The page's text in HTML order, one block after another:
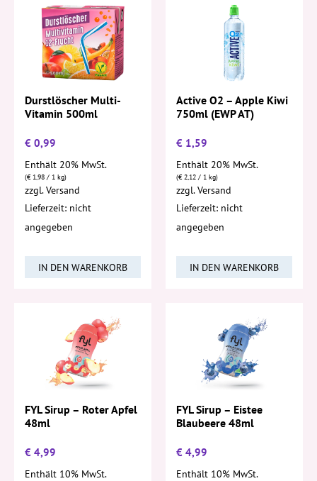
Durstlöscher Multi-
Vitamin 500ml
€ 0,99
Enthält 20% MwSt.
(€1,98 / 1 kg)
zzgl.Versand
Lieferzeit: nicht
angegeben
IN DEN WARENKORB
Active O2 – Apple Kiwi
750ml (EWP AT)
€ 1,59
Enthält 20% MwSt.
(€2,12 / 1 kg)
zzgl.Versand
Lieferzeit: nicht
angegeben
IN DEN WARENKORB
FYL Sirup – Roter Apfel
48ml
€ 4,99
Enthält 10% MwSt.
FYL Sirup – Eistee
Blaubeere 48ml
€ 4,99
Enthält 10% MwSt.